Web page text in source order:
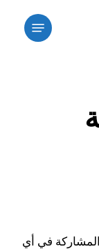
Menu
المشاركة في أي